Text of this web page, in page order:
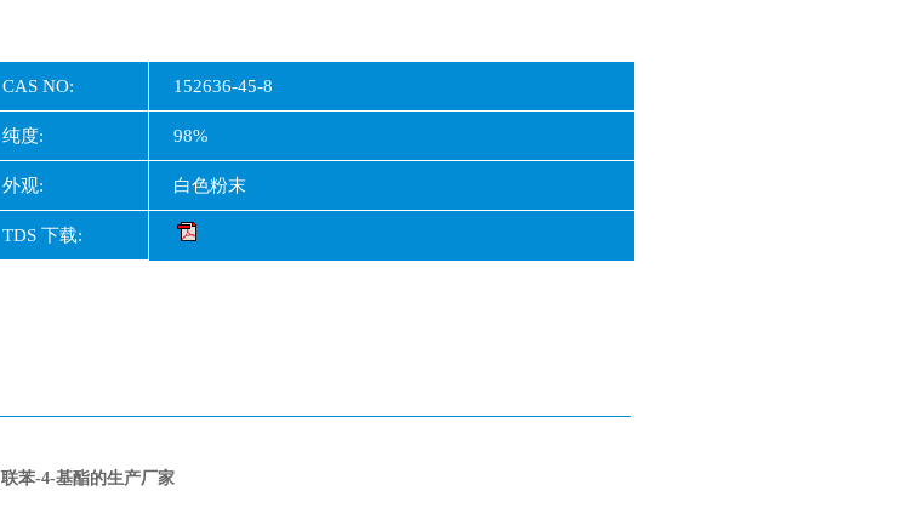
CAS NO: 152636-45-8
纯度: 98%
外观: 白色粉末
TDS 下载:
联苯-4-基酯的生产厂家